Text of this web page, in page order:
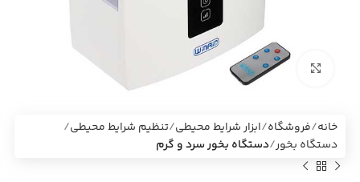
بزرگنمایی تصویر
خانه فروشگاه ابزار شرایط محیطی تنظیم شرایط محیطی
دستگاه بخور دستگاه بخور سرد و گرم